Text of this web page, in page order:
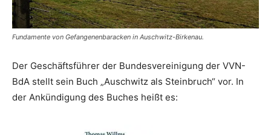
Fundamente von Gefangenenbaracken in Auschwitz-Birkenau.
Der Geschäftsführer der Bundesvereinigung der VVN-
BdA stellt sein Buch „Auschwitz als Steinbruch“ vor. In
der Ankündigung des Buches heißt es: